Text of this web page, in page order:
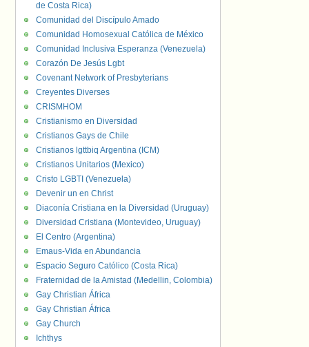
de Costa Rica)
Comunidad del Discípulo Amado
Comunidad Homosexual Católica de México
Comunidad Inclusiva Esperanza (Venezuela)
Corazón De Jesús Lgbt
Covenant Network of Presbyterians
Creyentes Diverses
CRISMHOM
Cristianismo en Diversidad
Cristianos Gays de Chile
Cristianos lgttbiq Argentina (ICM)
Cristianos Unitarios (Mexico)
Cristo LGBTI (Venezuela)
Devenir un en Christ
Diaconía Cristiana en la Diversidad (Uruguay)
Diversidad Cristiana (Montevideo, Uruguay)
El Centro (Argentina)
Emaus-Vida en Abundancia
Espacio Seguro Católico (Costa Rica)
Fraternidad de la Amistad (Medellin, Colombia)
Gay Christian África
Gay Christian África
Gay Church
Ichthys